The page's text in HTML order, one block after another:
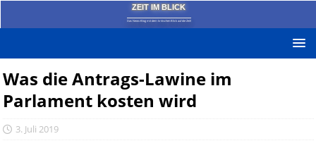
ZEIT IM BLICK
Das News-Blog mit dem kritischen Blick auf die Zeit!
Was die Antrags-Lawine im
Parlament kosten wird
3. Juli 2019